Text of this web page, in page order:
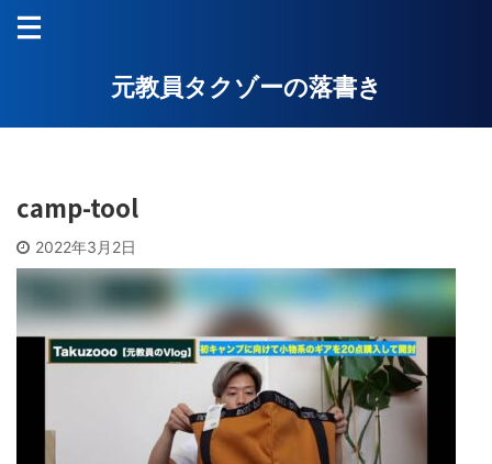
元教員タクゾーの落書き
camp-tool
2022年3月2日